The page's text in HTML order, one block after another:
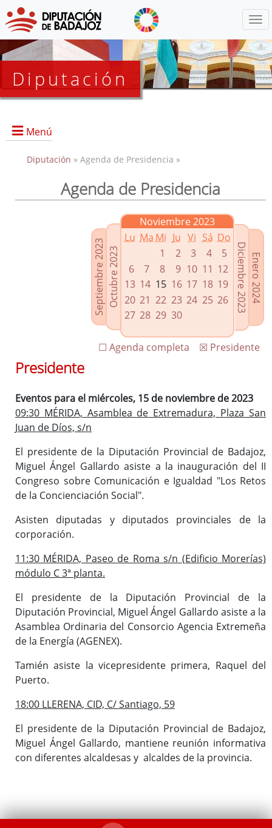
Diputación
Menú
Presidencia
Enlaces relacionados
Agenda de Presidencia
Plenos provinciales y Juntas de gobierno
Oficina de Proyectos Europeos
Diputación » Agenda de Presidencia »
Agenda de Presidencia
Septiembre 2023Octubre 2023
Noviembre 2023
Lu Ma Mi Ju Vi Sá Do
1
2 3 4
5
6
7 8 9 10 11 12
13 14 15 16 17 18 19
20 21 22 23 24 25 26
27 28 29 30
Enero 2024
Diciembre 2023
☒ Presidente
☐ Agenda completa
Presidente
Eventos para el miércoles, 15 de noviembre de 2023
09:30 MÉRIDA, Asamblea de Extremadura, Plaza San
Juan de Díos, s/n
El presidente de la Diputación Provincial de Badajoz,
Miguel Ángel Gallardo asiste a la inauguración del II
Congreso sobre Comunicación e Igualdad "Los Retos
de la Concienciación Social".
Asisten diputadas y diputados provinciales de la
corporación.
11:30 MÉRIDA, Paseo de Roma s/n (Edificio Morerías)
módulo C 3ª planta.
El presidente de la Diputación Provincial de la
Diputación Provincial, Miguel Ángel Gallardo asiste a la
Asamblea Ordinaria del Consorcio Agencia Extremeña
de la Energía (AGENEX).
Tamién asiste la vicepresidente primera, Raquel del
Puerto.
18:00 LLERENA, CID, C/ Santiago, 59
El presidente de la Diputación Provincial de Badajoz,
Miguel Ángel Gallardo, mantiene reunión informativa
con diferentes alcaldesas y alcaldes de la provincia.